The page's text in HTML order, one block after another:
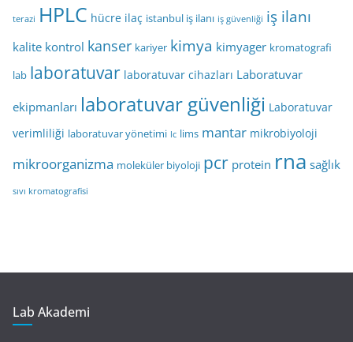
terazi HPLC hücre ilaç istanbul iş ilanı iş güvenliği iş ilanı
kalite kontrol kanser kariyer kimya kimyager kromatografi
lab laboratuvar laboratuvar cihazları Laboratuvar
ekipmanları laboratuvar güvenliği Laboratuvar
verimliliği laboratuvar yönetimi lc lims mantar mikrobiyoloji
mikroorganizma moleküler biyoloji pcr protein rna sağlık
sıvı kromatografisi
Lab Akademi